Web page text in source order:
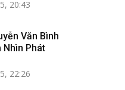
20:43
Văn Bình
Nhìn Phát
22:26